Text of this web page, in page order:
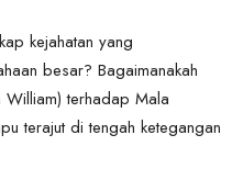
kejahatan yang
besar? Bagaimanakah
William) terhadap Mala
terajut di tengah ketegangan